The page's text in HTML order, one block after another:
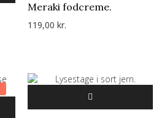
Meraki fodcreme.
119,00 kr.